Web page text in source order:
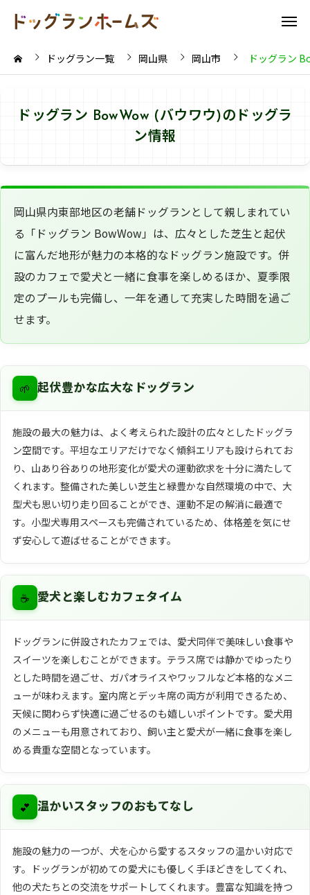
ドッグラン一覧 岡山県 岡山市 ドッグラン
ドッグラン BowWow (バウワウ)のドッグラ
ン情報
岡山県内東部地区の老舗ドッグランとして親しまれてい
る「ドッグラン BowWow」は、広々とした芝生と起伏
に富んだ地形が魅力の本格的なドッグラン施設です。併
設のカフェで愛犬と一緒に食事を楽しめるほか、夏季限
定のプールも完備し、一年を通して充実した時間を過ご
せます。
🌱 起伏豊かな広大なドッグラン
施設の最大の魅力は、よく考えられた設計の広々としたドッグラ
ン空間です。平坦なエリアだけでなく傾斜エリアも設けられてお
り、山あり谷ありの地形変化が愛犬の運動欲求を十分に満たして
くれます。整備された美しい芝生と緑豊かな自然環境の中で、大
型犬も思い切り走り回ることができ、運動不足の解消に最適で
す。小型犬専用スペースも完備されているため、体格差を気にせ
ず安心して遊ばせることができます。
☕ 愛犬と楽しむカフェタイム
ドッグランに併設されたカフェでは、愛犬同伴で美味しい食事や
スイーツを楽しむことができます。テラス席では静かでゆったり
とした時間を過ごせ、ガパオライスやワッフルなど本格的なメニ
ューが味わえます。室内席とデッキ席の両方が利用できるため、
天候に関わらず快適に過ごせるのも嬉しいポイントです。愛犬用
のメニューも用意されており、飼い主と愛犬が一緒に食事を楽し
める貴重な空間となっています。
💕 温かいスタッフのおもてなし
施設の魅力の一つが、犬を心から愛するスタッフの温かい対応で
す。ドッグランが初めての愛犬にも優しく手ほどきをしてくれ、
他の犬たちとの交流をサポートしてくれます。豊富な知識を持つ